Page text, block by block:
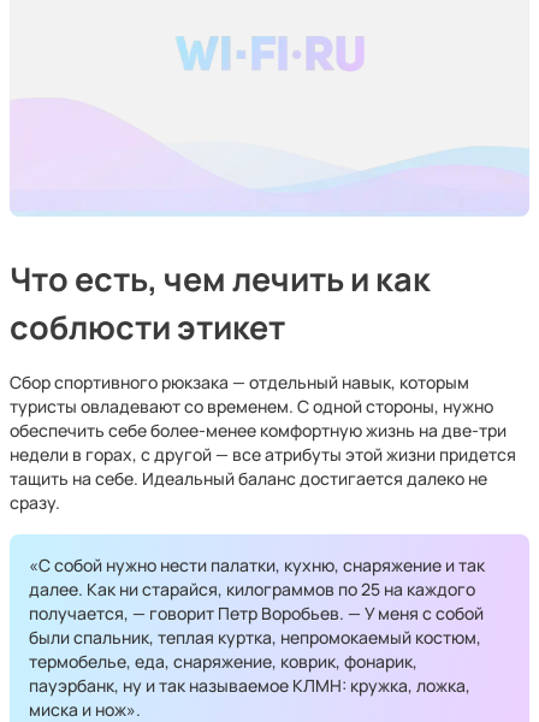
Что есть, чем лечить и как
соблюсти этикет
Сбор спортивного рюкзака — отдельный навык, которым
туристы овладевают со временем. С одной стороны, нужно
обеспечить себе более-менее комфортную жизнь на две-три
недели в горах, с другой — все атрибуты этой жизни придется
тащить на себе. Идеальный баланс достигается далеко не
сразу.
«С собой нужно нести палатки, кухню, снаряжение и так
далее. Как ни старайся, килограммов по 25 на каждого
получается, — говорит Петр Воробьев. — У меня с собой
были спальник, теплая куртка, непромокаемый костюм,
термобелье, еда, снаряжение, коврик, фонарик,
пауэрбанк, ну и так называемое КЛМН: кружка, ложка,
миска и нож».